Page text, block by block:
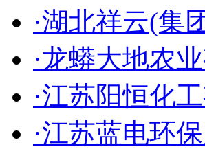
·湖北祥云(集
·龙蟒大地农
·江苏阳恒化
·江苏蓝电环